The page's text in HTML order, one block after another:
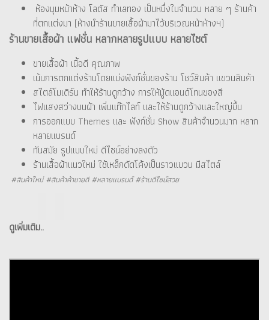
ห้องมุมหน้าห้าง โลตัส ทำเลทอง เป็นหนึ่งในจำนวน หลาย ๆ ร้านค้า
ที่ตกแต่งมา (ห้างนำร้านขายเสื้อผ้ามาไว้บริเวณหน้าห้างฯ)
ร้านขายเสื้อผ้า แฟชั่น หลากหลายรูปแบบ หลายไซต์
ขายเสื้อผ้า เนื้อดี คุณภาพ
เน้นการตกแต่งร้านโดยแบ่งฟังก์ชั่นของร้าน โชว์สินค้า แขวนสินค้า
สไตล์โมเดิร์น ทำให้ร้านดูกว้าง การให้มู้ดแอนด์โทนของสี
ไฟแสงสว่างบนฝ้า เพิ่มแท๊กไลท์ และให้ร้านดูกว้างและใหญ่ขึ้น
การออกแบบ Themes และ ฟังก์ชั่น Show สินค้าจำนวนมาก หลาก
หลายแบรนด์
ทันสมัย รูปแบบใหม่ ดีไซน์อย่างลงตัว
ร้านเสื้อผ้าแนวใหม่ ใช้เหล็กดัดโค้งเป็นราวแขวน มีสไตล์
#สินค้าใหม่ #สินค้าค้าขายดี #หลายแบรนด์ #ร้านดีไซน์สวย
ดูเพิ่มเติม..